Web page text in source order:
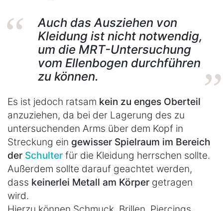
Auch dasAusziehen von
Kleidung ist nicht notwendig,
um die MRT-Untersuchung
vom Ellenbogen durchführen
zu können.
Es ist jedoch ratsam kein zu enges Oberteil
anzuziehen, da bei der Lagerung des zu
untersuchenden Arms über dem Kopf in
Streckung ein gewisser Spielraum im Bereich
der Schulter für die Kleidung herrschen sollte.
Außerdem sollte darauf geachtet werden,
dass keinerlei Metall am Körper getragen
wird.